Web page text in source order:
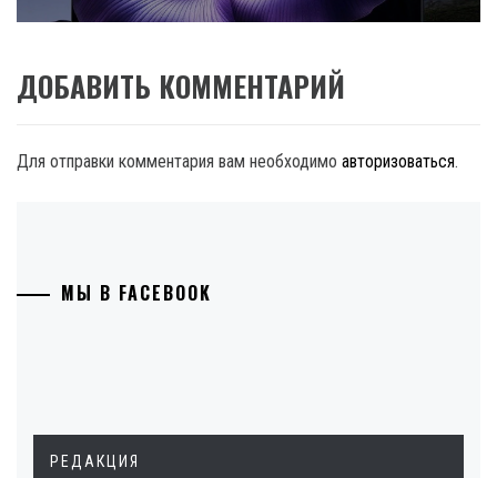
ДОБАВИТЬ КОММЕНТАРИЙ
Для отправки комментария вам необходимо авторизоваться.
МЫ В FACEBOOK
РЕДАКЦИЯ